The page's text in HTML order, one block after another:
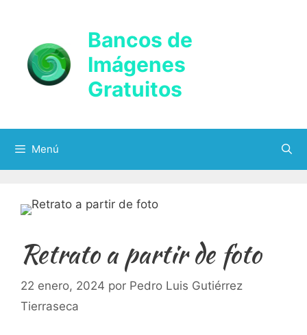
contenido
Bancos de
Imágenes
Gratuitos
Menú
Retrato a partir de foto
22 enero, 2024 por Pedro Luis Gutiérrez
Tierraseca